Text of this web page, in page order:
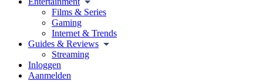
Films & Series
Gaming
Internet & Trends
Guides & Reviews
Streaming
Inloggen
Aanmelden